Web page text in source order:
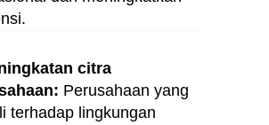
citra
Perusahaan yang
terhadap lingkungan